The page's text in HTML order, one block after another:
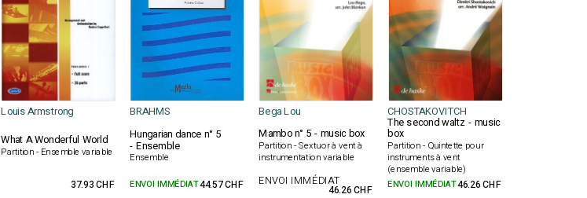
Louis Armstrong BRAHMS Bega Lou CHOSTAKOVITCH
What A Wonderful World
Partition - Ensemble variable
Hungarian dance n° 5
- Ensemble
Ensemble
Mambo n° 5 - music box
Partition - Sextuor à vent à
instrumentation variable
The second waltz - music
box
Partition - Quintette pour
instruments à vent
(ensemble variable)
37.93 CHF ENVOI IMMÉDIAT44.57 CHF ENVOI IMMÉDIAT
46.26 CHF ENVOI IMMÉDIAT46.26 CHF